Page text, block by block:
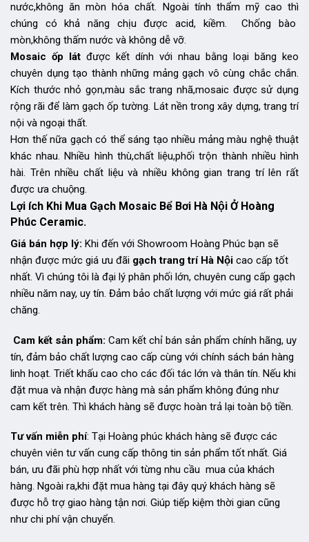
nước,không ăn mòn hóa chất. Ngoài tính thẩm mỹ cao thì
chúng có khả năng chịu được acid, kiềm. Chống bào
mòn,không thấm nước và không dễ vỡ.
Mosaic ốp lát được kết dính với nhau bằng loại băng keo
chuyên dụng tạo thành những mảng gạch vô cùng chắc chắn.
Kích thước nhỏ gọn,màu sắc trang nhã,mosaic được sử dụng
rộng rãi để làm gạch ốp tường. Lát nền trong xây dựng, trang trí
nội và ngoại thất.
Hơn thế nữa gạch có thể sáng tạo nhiều mảng màu nghệ thuật
khác nhau. Nhiều hình thù,chất liệu,phối trộn thành nhiều hình
hài. Trên nhiều chất liệu và nhiều không gian trang trí lên rất
được ưa chuộng.
Lợi ích Khi Mua Gạch Mosaic Bể Bơi Hà Nội Ở Hoàng
Phúc Ceramic.
Giá bán hợp lý: Khi đến với Showroom Hoàng Phúc bạn sẽ
nhận được mức giá ưu đãi gạch trang trí Hà Nội cao cấp tốt
nhất. Vì chúng tôi là đại lý phân phối lớn, chuyên cung cấp gạch
nhiều năm nay, uy tín. Đảm bảo chất lượng với mức giá rất phải
chăng.
Cam kết sản phẩm: Cam kết chỉ bán sản phẩm chính hãng, uy
tín, đảm bảo chất lượng cao cấp cùng với chính sách bán hàng
linh hoạt. Triết khấu cao cho các đối tác lớn và thân tín. Nếu khi
đặt mua và nhận được hàng mà sản phẩm không đúng như
cam kết trên. Thì khách hàng sẽ được hoàn trả lại toàn bộ tiền.
Tư vấn miễn phí: Tại Hoàng phúc khách hàng sẽ được các
chuyên viên tư vấn cung cấp thông tin sản phẩm tốt nhất. Giá
bán, ưu đãi phù hợp nhất với từng nhu cầu mua của khách
hàng. Ngoài ra,khi đặt mua hàng tại đây quý khách hàng sẽ
được hỗ trợ giao hàng tận nơi. Giúp tiếp kiệm thời gian cũng
như chi phí vận chuyển.